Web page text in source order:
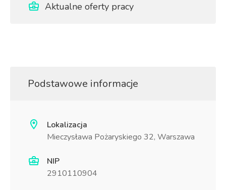
Aktualne oferty pracy
Podstawowe informacje
Lokalizacja
Mieczysława Pożaryskiego 32, Warszawa
NIP
2910110904